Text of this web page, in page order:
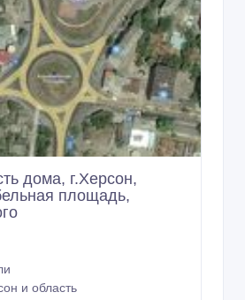
дома, г.Херсон,
площадь,
и область